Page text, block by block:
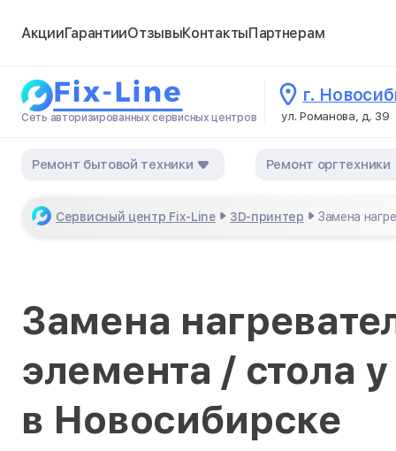
АкцииГарантииОтзывыКонтактыПартнерам
Сеть авторизированных сервисных центров
г.
ул. Романова, д. 39
Ремонт бытовой техники Ремонт оргтехники
Сервисный центр Fix-Line 3D-принтер Замена
Замена
элемента / стола
в Новосибирске